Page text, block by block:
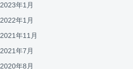
2023年1月
2022年1月
2021年11月
2021年7月
2020年8月